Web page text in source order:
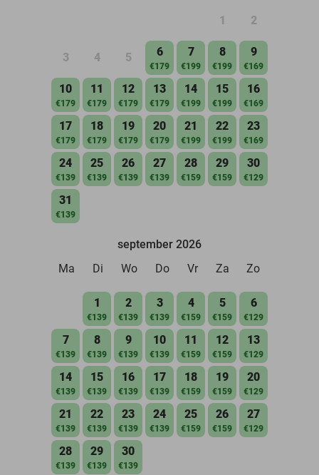
1 2
3 4 5 6
€179
7
€199
8
€199
9
€169
10
€179
11
€179
12
€179
13
€179
14
€199
15
€199
16
€169
17
€179
18
€179
19
€179
20
€179
21
€199
22
€199
23
€169
24
€139
25
€139
26
€139
27
€139
28
€159
29
€159
30
€129
31
€139
september 2026
Ma
Di Wo Do Vr Za Zo
1
€139
2
€139
3
€139
4
€159
5
€159
6
€129
7
€139
8
€139
9
€139
10
€139
11
€159
12
€159
13
€129
14
€139
15
€139
16
€139
17
€139
18
€159
19
€159
20
€129
21
€139
22
€139
23
€139
24
€139
25
€159
26
€159
27
€129
28
€139
29
€139
30
€139